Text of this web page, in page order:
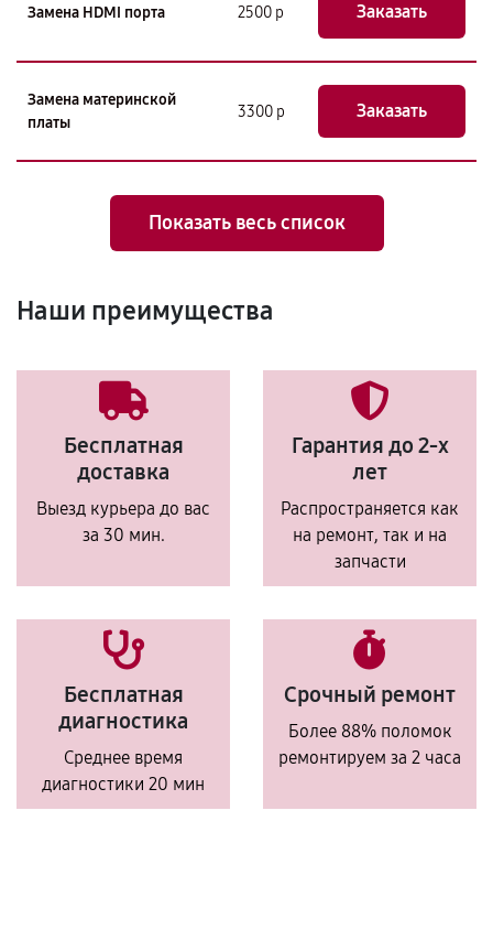
Замена HDMI порта 2500 р Заказать
Замена материнской
платы
3300 р Заказать
Показать весь список
Наши преимущества
Бесплатная
доставка
Выезд курьера до вас
за 30 мин.
Гарантия до 2-х
лет
Распространяется как
на ремонт, так и на
запчасти
Бесплатная
диагностика
Среднее время
диагностики 20 мин
Срочный ремонт
Более 88% поломок
ремонтируем за 2 часа